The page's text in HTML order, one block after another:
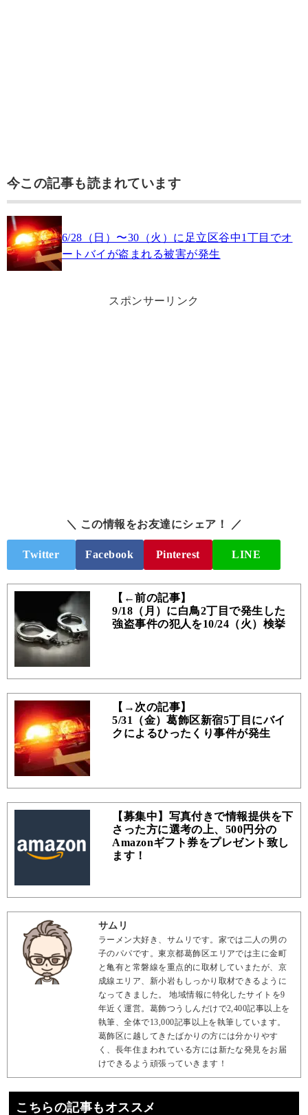
今この記事も読まれています
6/28（日）〜30（火）に足立区谷中1丁目でオ
ートバイが盗まれる被害が発生
スポンサーリンク
＼ この情報をお友達にシェア！ ／
Twitter Facebook Pinterest LINE
【←前の記事】
9/18（月）に白鳥2丁目で発生した
強盗事件の犯人を10/24（火）検挙
【→次の記事】
5/31（金）葛飾区新宿5丁目にバイ
クによるひったくり事件が発生
【募集中】写真付きで情報提供を下
さった方に選考の上、500円分の
Amazonギフト券をプレゼント致し
ます！
サムリ
ラーメン大好き、サムリです。家では二人の男の
子のパパです。東京都葛飾区エリアでは主に金町
と亀有と常磐線を重点的に取材していまたが、京
成線エリア、新小岩もしっかり取材できるように
なってきました。 地域情報に特化したサイトを9
年近く運営。葛飾つうしんだけで2,400記事以上を
執筆、全体で13,000記事以上を執筆しています。
葛飾区に越してきたばかりの方には分かりやす
く、長年住まわれている方には新たな発見をお届
けできるよう頑張っていきます！
こちらの記事もオススメ